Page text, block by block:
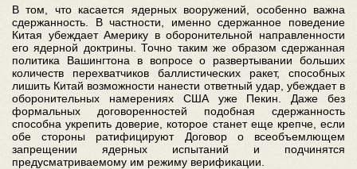
В том, что касается ядерных вооружений, особенно важна
сдержанность. В частности, именно сдержанное поведение
Китая убеждает Америку в оборонительной направленности
его ядерной доктрины. Точно таким же образом сдержанная
политика Вашингтона в вопросе о развертывании больших
количеств перехватчиков баллистических ракет, способных
лишить Китай возможности нанести ответный удар, убеждает в
оборонительных намерениях США уже Пекин. Даже без
формальных договоренностей подобная сдержанность
способна укрепить доверие, которое станет еще крепче, если
обе стороны ратифицируют Договор о всеобъемлющем
запрещении ядерных испытаний и подчинятся
предусматриваемому им режиму верификации.